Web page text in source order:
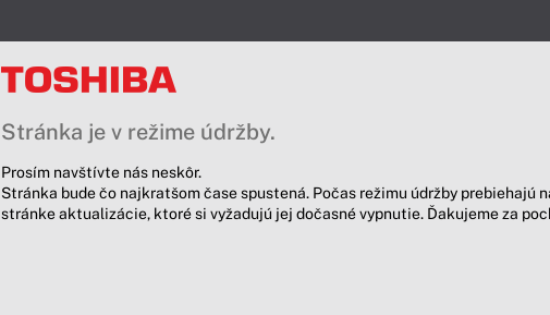
Stránka je v režime údržby.
Prosím navštívte nás neskôr.
Stránka bude čo najkratšom čase spustená. Počas režimu údržby prebiehajú
stránke aktualizácie, ktoré si vyžadujú jej dočasné vypnutie. Ďakujeme za